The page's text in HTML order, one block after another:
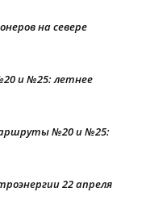
на севере
и №25: летнее
№20 и №25:
22 апреля